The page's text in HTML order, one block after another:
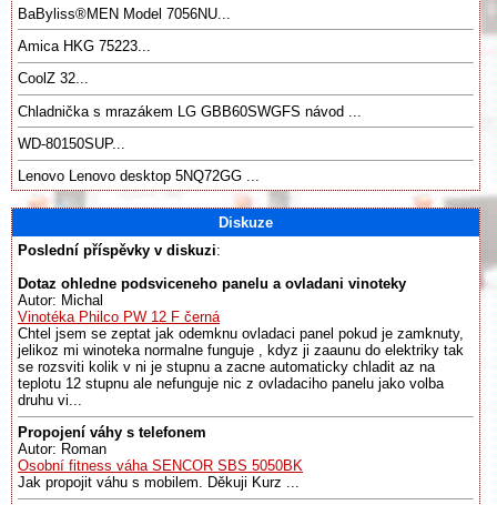
BaByliss®️MEN Model 7056NU...
Amica HKG 75223...
CoolZ 32...
Chladnička s mrazákem LG GBB60SWGFS návod ...
WD-80150SUP...
Lenovo Lenovo desktop 5NQ72GG ...
Diskuze
Poslední příspěvky v diskuzi:
Dotaz ohledne podsviceneho panelu a ovladani vinoteky
Autor: Michal
Vinotéka Philco PW 12 F černá
Chtel jsem se zeptat jak odemknu ovladaci panel pokud je zamknuty,
jelikoz mi winoteka normalne funguje , kdyz ji zaaunu do elektriky tak
se rozsviti kolik v ni je stupnu a zacne automaticky chladit az na
teplotu 12 stupnu ale nefunguje nic z ovladaciho panelu jako volba
druhu vi...
Propojení váhy s telefonem
Autor: Roman
Osobní fitness váha SENCOR SBS 5050BK
Jak propojit váhu s mobilem. Děkuji Kurz ...